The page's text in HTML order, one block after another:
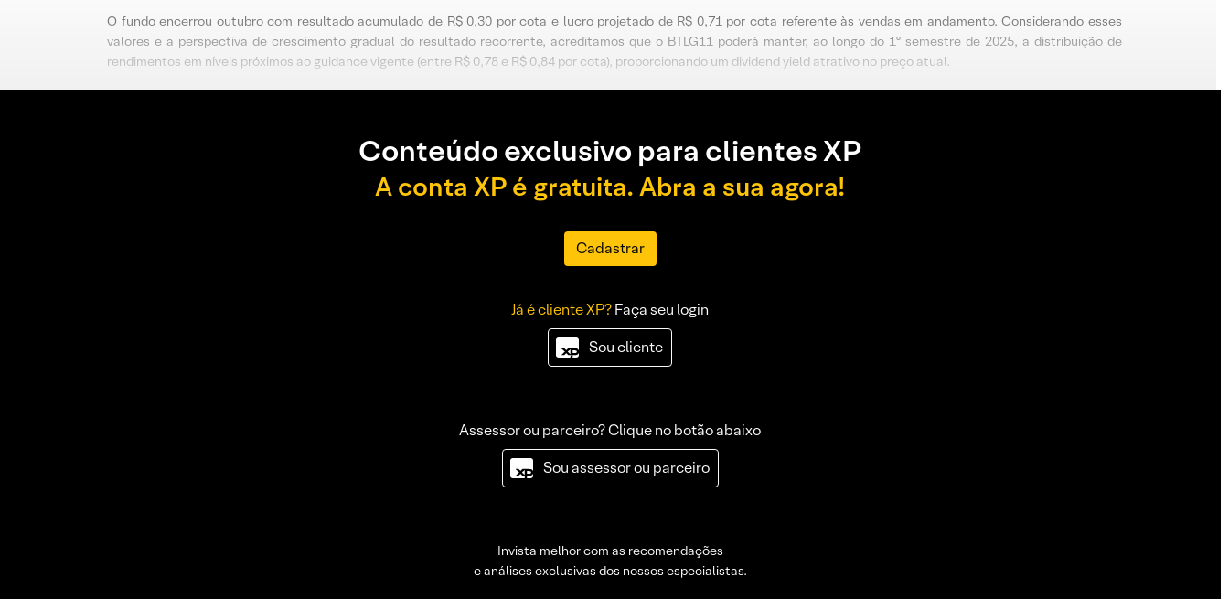
O fundo encerrou outubro com resultado acumulado de R$ 0,30 por cota e lucro projetado de R$ 0,71 por cota referente às vendas em andamento. Considerando esses
valores e a perspectiva de crescimento gradual do resultado recorrente, acreditamos que o BTLG11 poderá manter, ao longo do 1º semestre de 2025, a distribuição de
rendimentos em níveis próximos ao guidance vigente (entre R$ 0,78 e R$ 0,84 por cota), proporcionando um dividend yield atrativo no preço atual.
Conteúdo exclusivo para clientes XP
A conta XP é gratuita. Abra a sua agora!
Cadastrar
Já é cliente XP?Faça seu login
Sou cliente
Assessor ou parceiro? Clique no botão abaixo
Sou assessor ou parceiro
Invista melhor com as recomendações
e análises exclusivas dos nossos especialistas.